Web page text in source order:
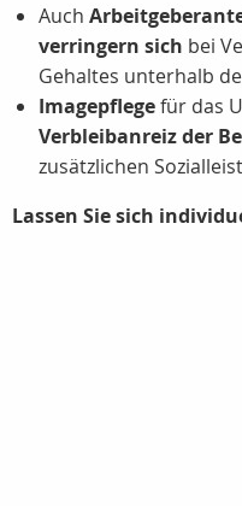
Auch
verringern sich bei
Gehaltes unterhalb
Imagepflegefür das
Verbleibanreiz der
zusätzlichen
Lassen Sie sich